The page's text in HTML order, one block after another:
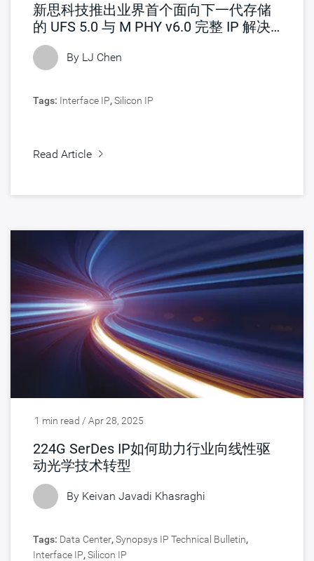
新思科技推出业界首个面向下一代存储
的 UFS 5.0 与 M PHY v6.0 完整 IP 解决
方案
By LJ Chen
Tags: Interface IP,Silicon IP
Read Article
1 min read / Apr 28, 2025
224G SerDes IP如何助力行业向线性驱
动光学技术转型
By Keivan Javadi Khasraghi
Tags: Data Center,Synopsys IP Technical Bulletin,
Interface IP,Silicon IP